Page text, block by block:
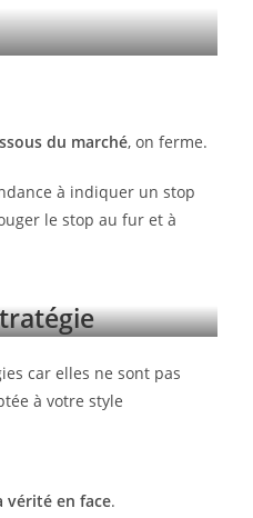
du marché, on ferme.
à indiquer un stop
le stop au fur et à
vérité en face.